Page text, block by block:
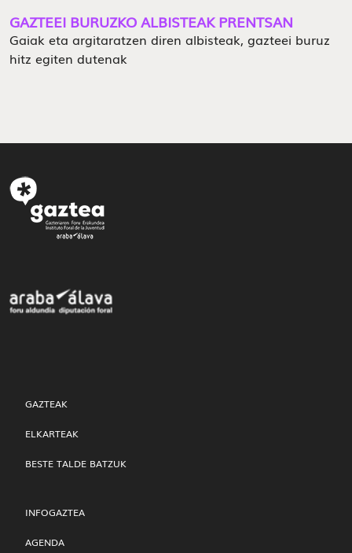
GAZTEEI BURUZKO ALBISTEAK PRENTSAN
Gaiak eta argitaratzen diren albisteak, gazteei buruz
hitz egiten dutenak
GAZTEAK
ELKARTEAK
BESTE TALDE BATZUK
INFOGAZTEA
AGENDA